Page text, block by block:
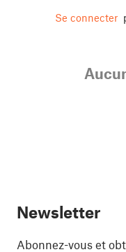
Se connecter
Newsletter
Abonnez-vous et